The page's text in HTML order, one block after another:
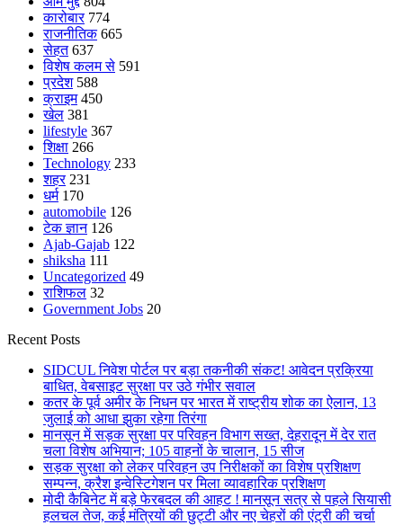
कारोबार 774
राजनीतिक 665
सेहत 637
विशेष कलम से 591
प्रदेश 588
क्राइम 450
खेल 381
lifestyle 367
शिक्षा 266
Technology 233
शहर 231
धर्म 170
automobile 126
टेक ज्ञान 126
Ajab-Gajab 122
shiksha 111
Uncategorized 49
राशिफल 32
Government Jobs 20
Recent Posts
SIDCUL निवेश पोर्टल पर बड़ा तकनीकी संकट! आवेदन प्रक्रिया
बाधित, वेबसाइट सुरक्षा पर उठे गंभीर सवाल
कतर के पूर्व अमीर के निधन पर भारत में राष्ट्रीय शोक का ऐलान, 13
जुलाई को आधा झुका रहेगा तिरंगा
मानसून में सड़क सुरक्षा पर परिवहन विभाग सख्त, देहरादून में देर रात
चला विशेष अभियान; 105 वाहनों के चालान, 15 सीज
सड़क सुरक्षा को लेकर परिवहन उप निरीक्षकों का विशेष प्रशिक्षण
सम्पन्न, क्रैश इन्वेस्टिगेशन पर मिला व्यावहारिक प्रशिक्षण
मोदी कैबिनेट में बड़े फेरबदल की आहट ! मानसून सत्र से पहले सियासी
हलचल तेज, कई मंत्रियों की छुट्टी और नए चेहरों की एंट्री की चर्चा